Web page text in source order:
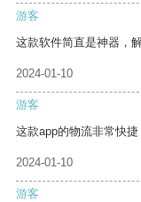
游客
这款软件简直是神器，
2024-01-10
游客
这款app的物流非常快捷
2024-01-10
游客